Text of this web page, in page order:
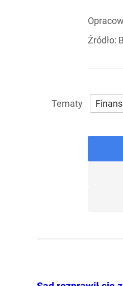
Źródło: